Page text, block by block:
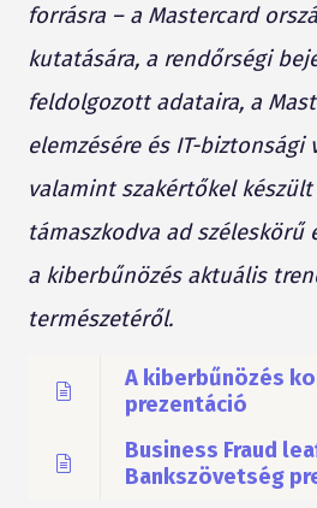
forrásra – a Mastercard
kutatására, a rendőrségi
feldolgozott adataira, a
elemzésére és IT-biztonsági
valamint szakértőkel
támaszkodva ad
a kiberbűnözés aktuális
természetéről.
A kiberbűnözés
prezentáció
Business Fraud
Bankszövetség